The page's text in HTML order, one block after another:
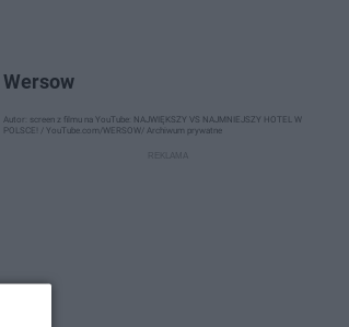
Wersow
Autor: screen z filmu na YouTube: NAJWIĘKSZY VS NAJMNIEJSZY HOTEL W
POLSCE! / YouTube.com/WERSOW/ Archiwum prywatne